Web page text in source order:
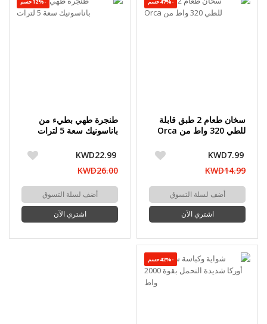
-47%حسم
سخان طعام 2 طبق قابلة
للطي 320 واط من Orca
KWD7.99
KWD14.99
أضف لسلة التسوق
اشتري الآن
-12%حسم
طنجرة طهي بطيء من
باناسونيك سعة 5 لترات
KWD22.99
KWD26.00
أضف لسلة التسوق
اشتري الآن
-42%حسم